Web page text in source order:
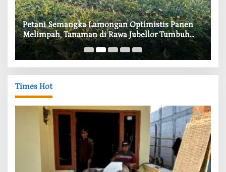
Petani Semangka Lamongan Optimistis Panen
Melimpah, Tanaman di Rawa Jubellor Tumbuh
Subur
Times Hot